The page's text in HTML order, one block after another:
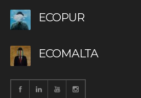
ECOPUR
ECOMALTA